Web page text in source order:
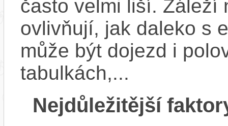
často velmi liší. Záleží
ovlivňují, jak daleko s
může být dojezd i
tabulkách,...
Nejdůležitější